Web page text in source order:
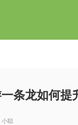
条龙如何提
小聪